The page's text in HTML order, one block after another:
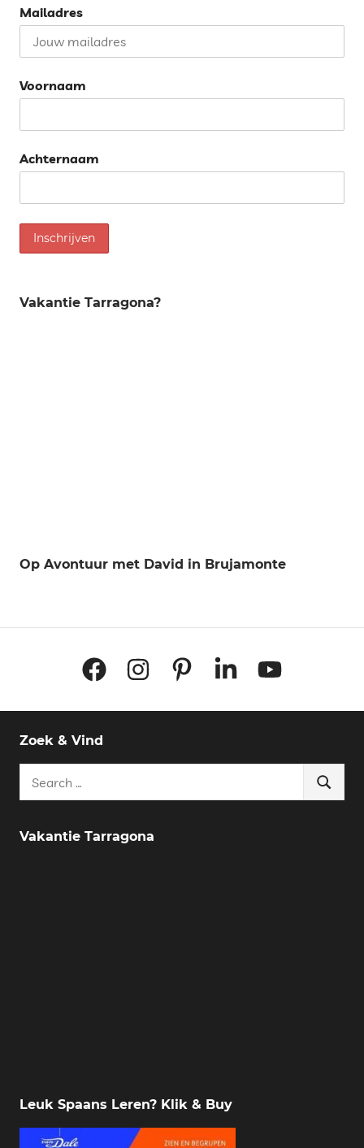
Mailadres
Voornaam
Achternaam
Vakantie Tarragona?
Op Avontuur met David in Brujamonte
FacebookInstagramPinterestLinkedInYouTube
Zoek & Vind
Search
Vakantie Tarragona
Leuk Spaans Leren? Klik & Buy